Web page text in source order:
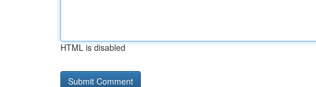
HTML is disabled